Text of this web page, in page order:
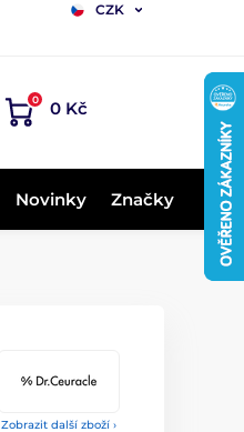
CZK
0 0 Kč
Novinky Značky
Zobrazit další zboží ›